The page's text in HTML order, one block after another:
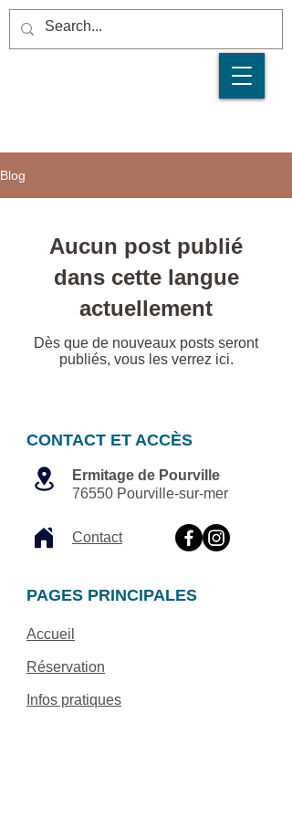
Blog
Aucun post publié
dans cette langue
actuellement
Dès que de nouveaux posts seront
publiés, vous les verrez ici.
CONTACT ET ACCÈS
Ermitage de Pourville
76550 Pourville-sur-mer
Contact
PAGES PRINCIPALES
Accueil
Réservation
Infos pratiques